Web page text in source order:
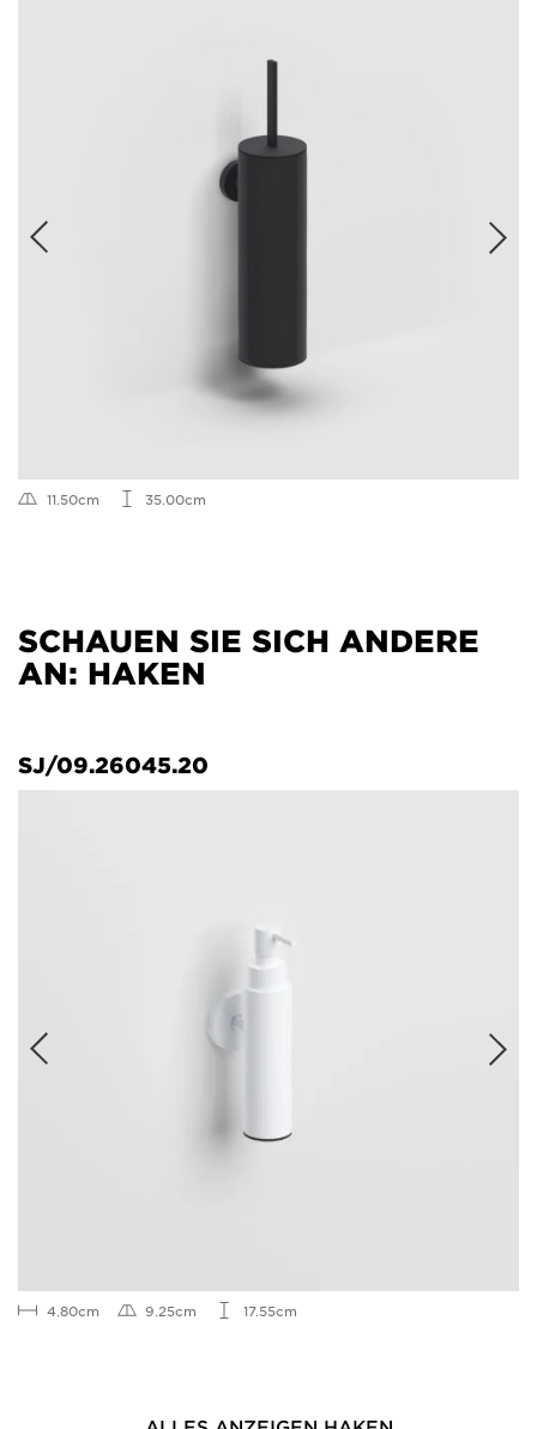
11.50cm 35.00cm
SCHAUEN SIE SICH ANDERE
AN: HAKEN
SJ/09.26045.20
4.80cm 9.25cm 17.55cm